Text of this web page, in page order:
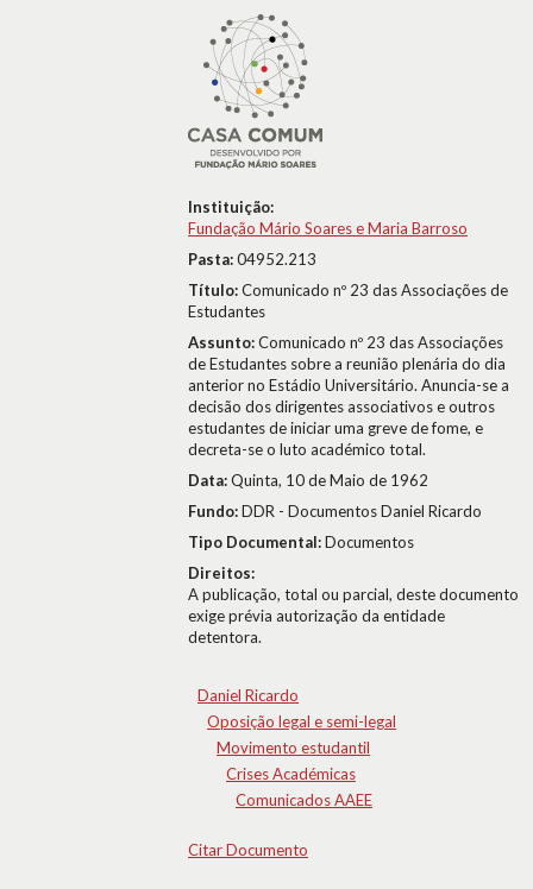
Instituição:
Fundação Mário Soares e Maria Barroso
Pasta:04952.213
Título:Comunicado nº 23 das Associações de
Estudantes
Assunto:Comunicado nº 23 das Associações
de Estudantes sobre a reunião plenária do dia
anterior no Estádio Universitário. Anuncia-se a
decisão dos dirigentes associativos e outros
estudantes de iniciar uma greve de fome, e
decreta-se o luto académico total.
Data:Quinta, 10 de Maio de 1962
Fundo:DDR - Documentos Daniel Ricardo
Tipo Documental:Documentos
Direitos:
A publicação, total ou parcial, deste documento
exige prévia autorização da entidade
detentora.
Daniel Ricardo
Oposição legal e semi-legal
Movimento estudantil
Crises Académicas
Comunicados AAEE
Citar Documento